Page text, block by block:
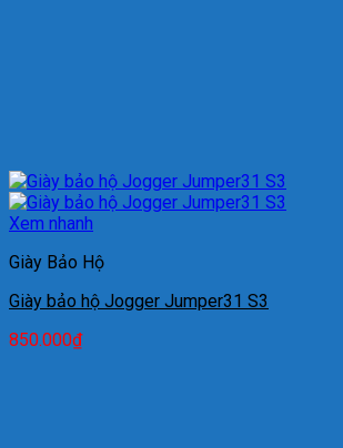
Xem nhanh
Giày Bảo Hộ
Giày bảo hộ Jogger Jumper31 S3
850.000₫